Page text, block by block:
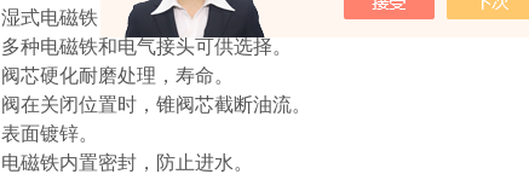
湿式电磁铁，寿命长，噪音小。
多种电磁铁和电气接头可供选择。
阀芯硬化耐磨处理，寿命。
阀在关闭位置时，锥阀芯截断油流。
表面镀锌。
电磁铁内置密封，防止进水。